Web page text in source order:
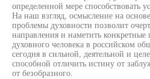
определенной мере способствовать
На наш взгляд, осмысление на
проблемы духовности позволит
направления и наметить
духовного человека в российском
сегодня в сильной, деятельной и
способной отличить истину от
от безобразного.